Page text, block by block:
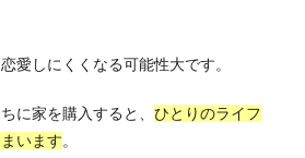
愛しにくくなる可能性大です。
に家を購入すると、 ひとりのライフ
います。